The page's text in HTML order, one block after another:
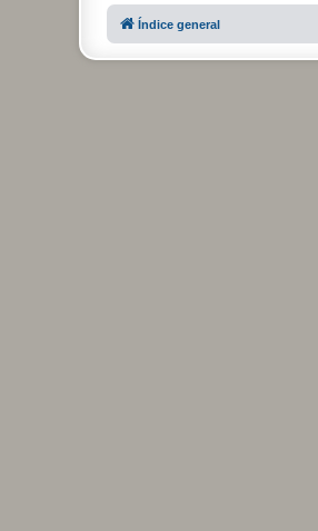
Índice general